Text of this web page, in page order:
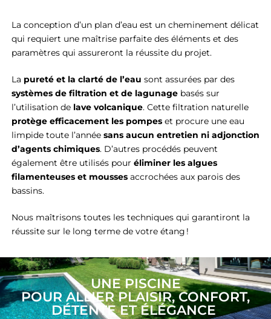
La conception d’un plan d’eau est un cheminement délicat
qui requiert une maîtrise parfaite des éléments et des
paramètres qui assureront la réussite du projet.
La pureté et la clarté de l’eau sont assurées par des
systèmes de filtration et de lagunagebasés sur
l’utilisation de lave volcanique. Cette filtration naturelle
protège efficacement les pompeset procure une eau
limpide toute l’année sans aucun entretien ni adjonction
d’agents chimiques. D’autres procédés peuvent
également être utilisés pour éliminer les algues
filamenteuses et moussesaccrochées aux parois des
bassins.
Nous maîtrisons toutes les techniques qui garantiront la
réussite sur le long terme de votre étang !
UNE PISCINE
POUR ALLIER PLAISIR, CONFORT,
DÉTENTE ET ÉLÉGANCE